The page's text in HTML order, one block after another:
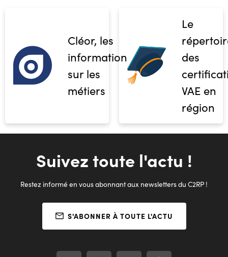
Cléor, les
informations
sur les
métiers
Le
des
VAE en
région
Suivez toute l'actu !
Restez informé en vous abonnant aux newsletters du C2RP !
S'ABONNER À TOUTE L'ACTU